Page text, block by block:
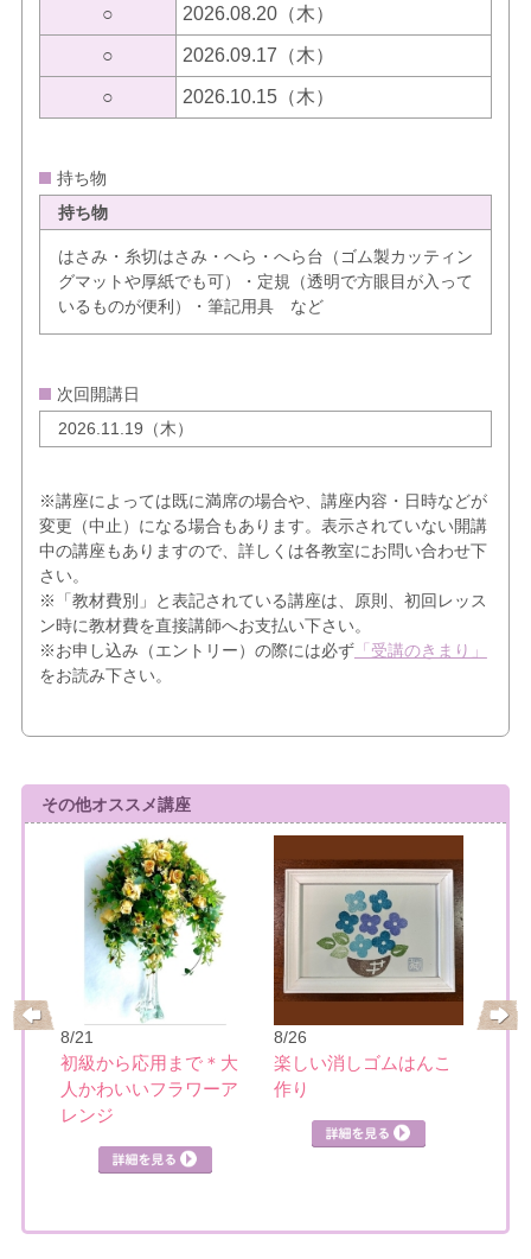
○ 2026.08.20（木）
○ 2026.09.17（木）
○ 2026.10.15（木）
持ち物
持ち物
はさみ・糸切はさみ・へら・へら台（ゴム製カッティン
グマットや厚紙でも可）・定規（透明で方眼目が入って
いるものが便利）・筆記用具 など
次回開講日
2026.11.19（木）
※講座によっては既に満席の場合や、講座内容・日時などが
変更（中止）になる場合もあります。表示されていない開講
中の講座もありますので、詳しくは各教室にお問い合わせ下
さい。
※「教材費別」と表記されている講座は、原則、初回レッス
ン時に教材費を直接講師へお支払い下さい。
※お申し込み（エントリー）の際には必ず「受講のきまり」
をお読み下さい。
その他オススメ講座
8/21
初級から応用まで＊大
人かわいいフラワーア
レンジ
8/26
楽しい消しゴムはんこ
作り